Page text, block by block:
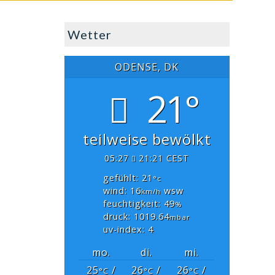
Wetter
ODENSE, DK
21°
teilweise bewölkt
05:27
21:21 CEST
gefühlt: 21 °c
wind: 16km/h wsw
feuchtigkeit: 49%
druck: 1019.64mbar
uv-index: 4
mo. di.
mi.
25°C/ 26°C / 26°C /